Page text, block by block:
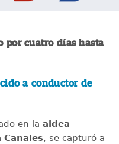
por cuatro días hasta
a conductor de
en la aldea
Canales, se capturó a